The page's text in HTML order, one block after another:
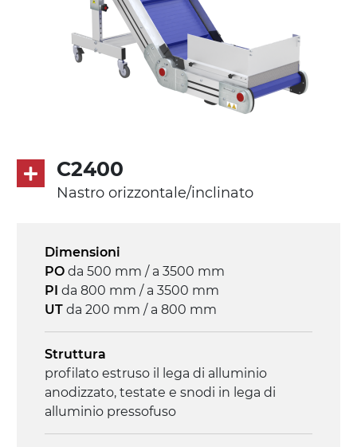
in metallo zincato, ruote pivottanti
con/senza freno (2+2)
modulare PP superficie blue
Trasmissione
diretta in traino (lato sinistro), riduttore
con frizione, motore asincrono trifase
Velocità
4.6 m/minuto
C2400
Nastro orizzontale/inclinato
Dimensioni
PO da 500 mm / a 3500 mm
PI da 800 mm / a 3500 mm
UT da 200 mm / a 800 mm
Struttura
profilato estruso il lega di alluminio
anodizzato, testate e snodi in lega di
alluminio pressofuso